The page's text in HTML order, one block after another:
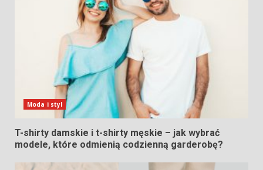
Moda i styl
T-shirty damskie i t-shirty męskie – jak wybrać
modele, które odmienią codzienną garderobę?